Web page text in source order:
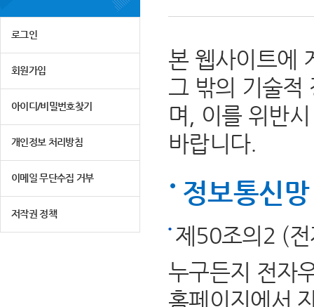
로그인
회원가입
아이디/비밀번호찾기
개인정보 처리방침
이메일 무단수집 거부
저작권 정책
본 웹사이트에
그 밖의 기술적
며, 이를 위반
바랍니다.
정보통신
제50조의2 (
누구든지 전자
홈페이지에서